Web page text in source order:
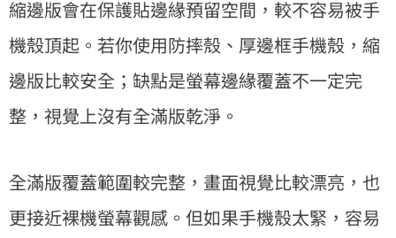
縮邊版會在保護貼邊緣預留空間，較不容易被手
機殼頂起。若你使用防摔殼、厚邊框手機殼，縮
邊版比較安全；缺點是螢幕邊緣覆蓋不一定完
整，視覺上沒有全滿版乾淨。
全滿版覆蓋範圍較完整，畫面視覺比較漂亮，也
更接近裸機螢幕觀感。但如果手機殼太緊，容易